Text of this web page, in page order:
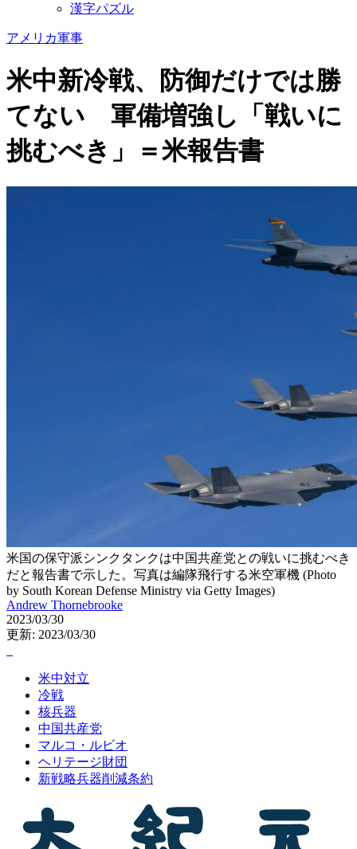
漢字パズル
アメリカ軍事
米中新冷戦、防御だけでは勝
てない 軍備増強し「戦いに
挑むべき」＝米報告書
米国の保守派シンクタンクは中国共産党との戦いに挑むべき
だと報告書で示した。写真は編隊飛行する米空軍機 (Photo
by South Korean Defense Ministry via Getty Images)
Andrew Thornebrooke
2023/03/30
更新: 2023/03/30
米中対立
冷戦
核兵器
中国共産党
マルコ・ルビオ
ヘリテージ財団
新戦略兵器削減条約